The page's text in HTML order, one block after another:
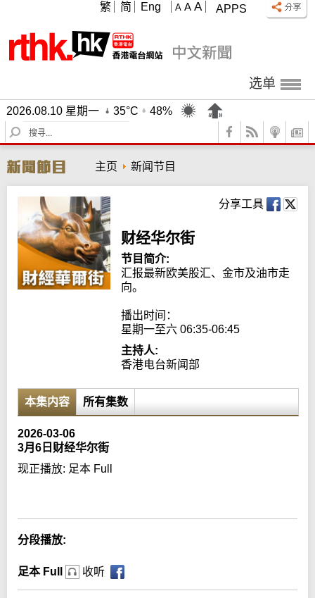
APPS
A A A
繁 简 Eng
选单
2026.08.10 星期一 35°C
48%
S
e
r
c
h
主页 新闻节目
分享工具
财经华尔街
节目简介:
汇报最新欧美股汇、金市及油市走
向。
播出时间：
星期一至六 06:35-06:45
主持人:
香港电台新闻部
本集内容 所有集数
2026-03-06
3月6日财经华尔街
现正播放: 足本 Full
分段播放:
足本 Full 收听